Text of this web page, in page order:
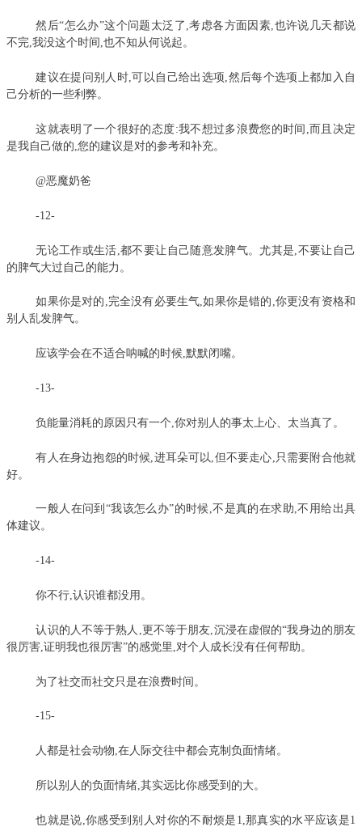
然后“怎么办”这个问题太泛了,考虑各方面因素,也许说几天都说
不完,我没这个时间,也不知从何说起。
建议在提问别人时,可以自己给出选项,然后每个选项上都加入自
己分析的一些利弊。
这就表明了一个很好的态度:我不想过多浪费您的时间,而且决定
是我自己做的,您的建议是对的参考和补充。
@恶魔奶爸
-12-
无论工作或生活,都不要让自己随意发脾气。尤其是,不要让自己
的脾气大过自己的能力。
如果你是对的,完全没有必要生气,如果你是错的,你更没有资格和
别人乱发脾气。
应该学会在不适合呐喊的时候,默默闭嘴。
-13-
负能量消耗的原因只有一个,你对别人的事太上心、太当真了。
有人在身边抱怨的时候,进耳朵可以,但不要走心,只需要附合他就
好。
一般人在问到“我该怎么办”的时候,不是真的在求助,不用给出具
体建议。
-14-
你不行,认识谁都没用。
认识的人不等于熟人,更不等于朋友,沉浸在虚假的“我身边的朋友
很厉害,证明我也很厉害”的感觉里,对个人成长没有任何帮助。
为了社交而社交只是在浪费时间。
-15-
人都是社会动物,在人际交往中都会克制负面情绪。
所以别人的负面情绪,其实远比你感受到的大。
也就是说,你感受到别人对你的不耐烦是1,那真实的水平应该是1